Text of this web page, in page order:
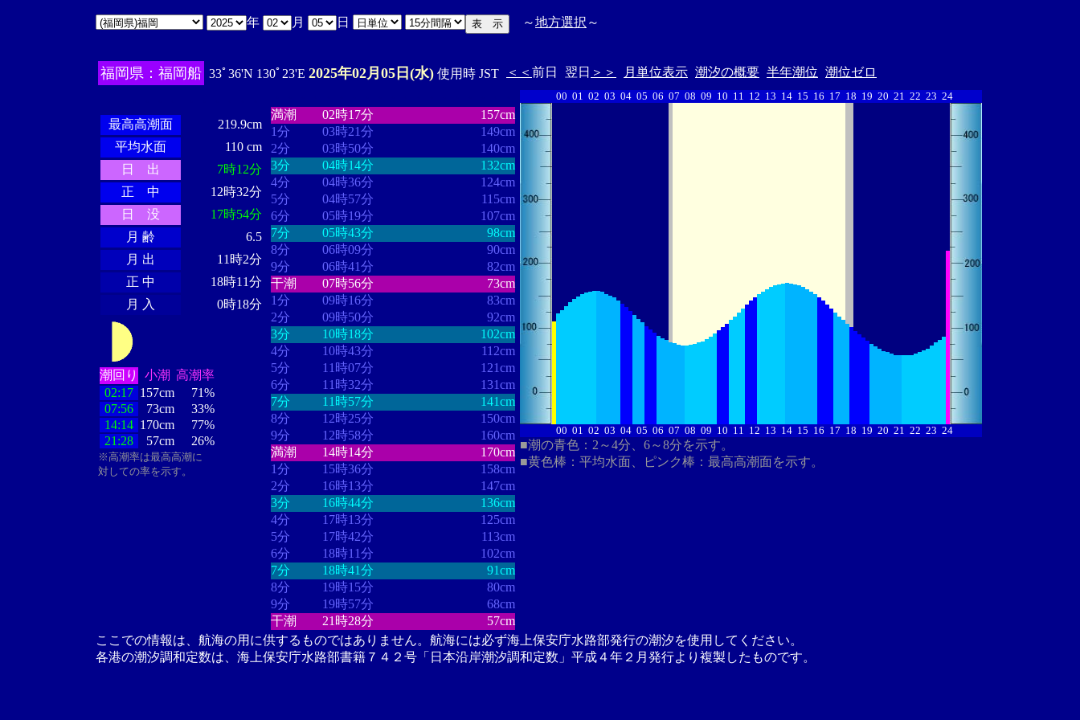
年 月 日 ～地方選択 ～
福岡県：福岡船 33ﾟ36'N 130ﾟ23'E 2025年02月05日(水) 使用時 JST ＜＜ 前日 翌日 ＞＞ 月単位表示 潮汐の概要 半年潮位 潮位ゼロ
最高高潮面
219.9cm
平均水面
110 cm
日 出
7時12分
正 中
12時32分
日 没
17時54分
月 齢
6.5
月 出
11時2分
正 中
18時11分
月 入
0時18分
潮回り 小潮 高潮率
02:17 157cm
71%
07:56
73cm
33%
14:14 170cm
77%
21:28
57cm 26%
※高潮率は最高高潮に
対しての率を示す。
満潮
02時17分
157cm
1分
03時21分
149cm
2分
03時50分
140cm
3分
04時14分
132cm
4分
04時36分
124cm
5分
04時57分
115cm
6分
05時19分
107cm
7分
05時43分
98cm
8分
06時09分
90cm
9分
06時41分
82cm
干潮
07時56分
73cm
1分
09時16分
83cm
2分
09時50分
92cm
3分
10時18分
102cm
4分
10時43分
112cm
5分
11時07分
121cm
6分
11時32分
131cm
7分
11時57分
141cm
8分
12時25分
150cm
9分
12時58分
160cm
満潮
14時14分
170cm
1分
15時36分
158cm
2分
16時13分
147cm
3分
16時44分
136cm
4分
17時13分
125cm
5分
17時42分
113cm
6分
18時11分
102cm
7分
18時41分
91cm
8分
19時15分
80cm
9分
19時57分
68cm
干潮
21時28分 57cm
00 01 02 03 04 05 06 07 08 09 10 11 12 13 14 15 16 17 18 19 20 21 22 23 24
00 01 02 03 04 05 06 07 08 09 10 11 12 13 14 15 16 17 18 19 20 21 22 23 24
■潮の青色：2～4分、6～8分を示す。
■黄色棒：平均水面、ピンク棒：最高高潮面を示す。
ここでの情報は、航海の用に供するものではありません。航海には必ず海上保安庁水路部発行の潮汐を使用してください。
各港の潮汐調和定数は、海上保安庁水路部書籍７４２号「日本沿岸潮汐調和定数」平成４年２月発行より複製したものです。